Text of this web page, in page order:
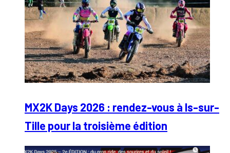
MX2K Days 2026 : rendez-vous à Is-sur-
Tille pour la troisième édition